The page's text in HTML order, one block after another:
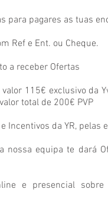
para pagares as tuas
Ref e Ent. ou Cheque.
a receber Ofertas
115€ exclusivo da
total de 200€ PVP
Incentivos da YR, pelas
equipa te dará
e presencial